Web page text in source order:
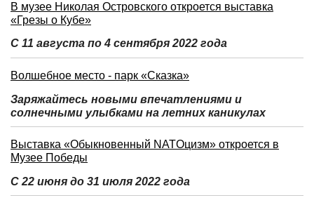
В музее Николая Островского откроется выставка
«Грезы о Кубе»
С 11 августа по 4 сентября 2022 года
Волшебное место - парк «Сказка»
Заряжайтесь новыми впечатлениями и
солнечными улыбками на летних каникулах
Выставка «Обыкновенный NATOцизм» откроется в
Музее Победы
С 22 июня до 31 июля 2022 года